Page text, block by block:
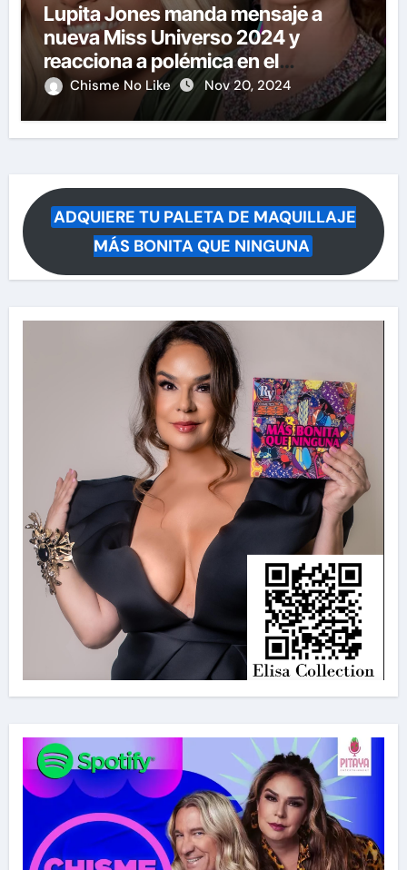
Lupita Jones manda mensaje a
nueva Miss Universo 2024 y
reacciona a polémica en el
certamen
Chisme No Like Nov 20, 2024
ADQUIERE TU PALETA DE MAQUILLAJE
MÁS BONITA QUE NINGUNA